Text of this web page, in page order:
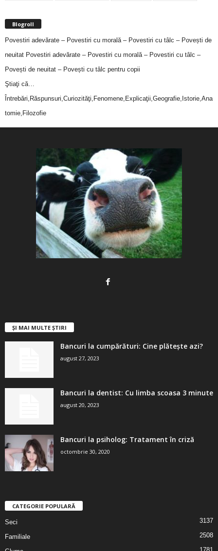
Blogroll
Povestiri adevărate – Povestiri cu morală – Povestiri cu tâlc – Povești de
neuitat Povestiri adevărate – Povestiri cu morală – Povestiri cu tâlc –
Povești de neuitat – Povești cu tâlc pentru copii
Ştiaţi că…
Întrebări,Răspunsuri,Curiozităţi,Fenomene,Explicaţii,Geografie,Istorie,Ana
tomie,Filozofie
ȘI MAI MULTE ȘTIRI
Bancuri la cumpărături: Cine plătește azi?
august 27, 2023
Bancuri la dentist: Cu limba scoasa 3 minute
august 20, 2023
Bancuri la psiholog: Tratament în criză
octombrie 30, 2020
CATEGORIE POPULARĂ
Seci 3137
Familiale 2508